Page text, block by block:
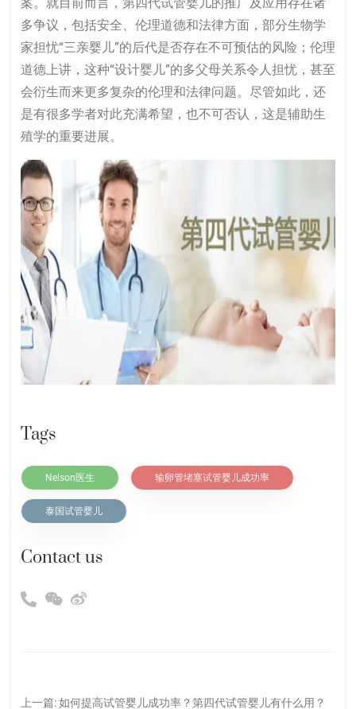
多争议，包括安全、伦理道德和法律方面，部分生物学
家担忧“三亲婴儿”的后代是否存在不可预估的风险；伦理
道德上讲，这种“设计婴儿”的多父母关系令人担忧，甚至
会衍生而来更多复杂的伦理和法律问题。尽管如此，还
是有很多学者对此充满希望，也不可否认，这是辅助生
殖学的重要进展。
Tags
Nelson医生 输卵管堵塞试管婴儿成功率
泰国试管婴儿
Contact us
上一篇:如何提高试管婴儿成功率？第四代试管婴儿有什么用？